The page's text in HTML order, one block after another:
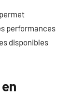
performances
disponibles